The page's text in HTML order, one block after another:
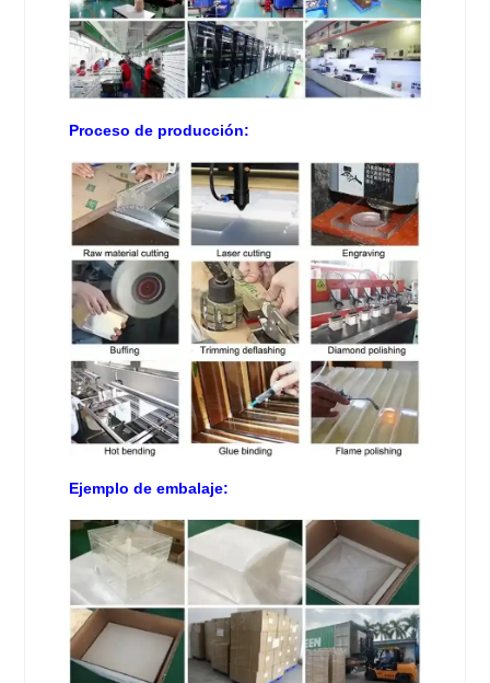
Proceso de producción:
Ejemplo de embalaje: